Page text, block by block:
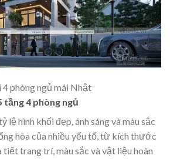
phòng ngủ mái Nhật
tầng 4 phòng ngủ
lệ hình khối đẹp, ánh sáng và màu sắc
hòa của nhiều yếu tố, từ kích thước
tiết trang trí, màu sắc và vật liệu hoàn